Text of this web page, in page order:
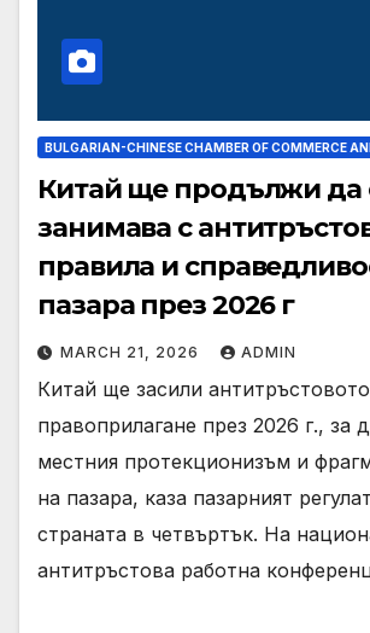
BULGARIAN-CHINESE CHAMBER OF COMMERCE
Китай ще продължи да
занимава с
правила и
пазара през 2026 г
MARCH 21, 2026 ADMIN
Китай ще засили антитръстовото
правоприлагане през 2026 г., за
местния протекционизъм и
на пазара, каза пазарният
страната в четвъртък. На
антитръстова работна